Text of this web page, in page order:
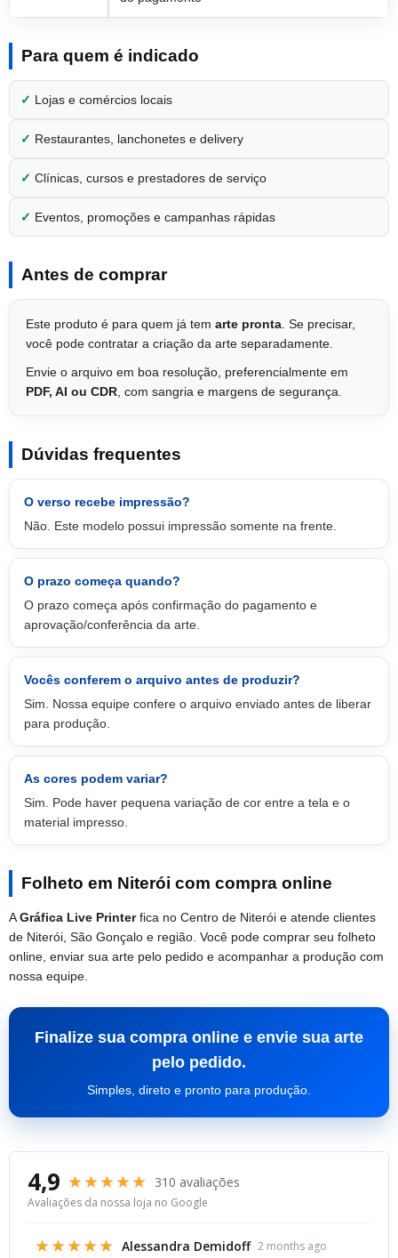
Para quem é indicado
✓ Lojas e comércios locais
✓ Restaurantes, lanchonetes e delivery
✓ Clínicas, cursos e prestadores de serviço
✓ Eventos, promoções e campanhas rápidas
Antes de comprar
Este produto é para quem já tem arte pronta . Se precisar,
você pode contratar a criação da arte separadamente.
Envie o arquivo em boa resolução, preferencialmente em
PDF, AI ou CDR , com sangria e margens de segurança.
Dúvidas frequentes
O verso recebe impressão?
Não. Este modelo possui impressão somente na frente.
O prazo começa quando?
O prazo começa após confirmação do pagamento e
aprovação/conferência da arte.
Vocês conferem o arquivo antes de produzir?
Sim. Nossa equipe confere o arquivo enviado antes de liberar
para produção.
As cores podem variar?
Sim. Pode haver pequena variação de cor entre a tela e o
material impresso.
Folheto em Niterói com compra online
AGráfica Live Printerfica no Centro de Niterói e atende clientes
de Niterói, São Gonçalo e região. Você pode comprar seu folheto
online, enviar sua arte pelo pedido e acompanhar a produção com
nossa equipe.
Finalize sua compra online e envie sua arte
pelo pedido.
Simples, direto e pronto para produção.
4,9 ★★★★★ 310 avaliações
Avaliações da nossa loja no Google
★★★★★ Alessandra Demidoff 2 months ago